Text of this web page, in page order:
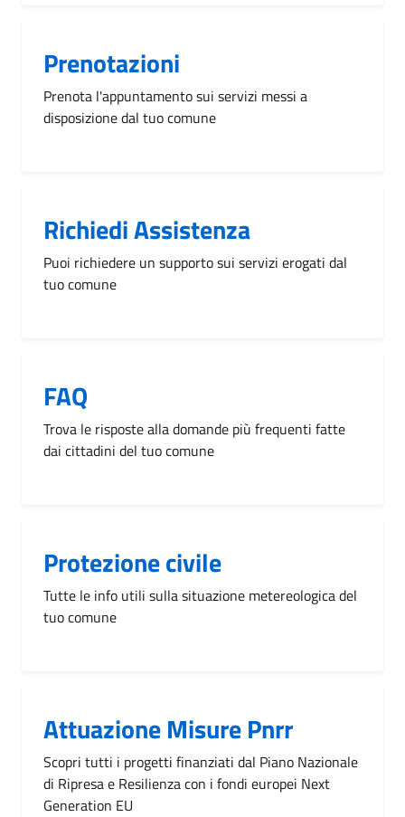
Prenotazioni
Prenota l'appuntamento sui servizi messi a
disposizione dal tuo comune
Richiedi Assistenza
Puoi richiedere un supporto sui servizi erogati dal
tuo comune
FAQ
Trova le risposte alla domande più frequenti fatte
dai cittadini del tuo comune
Protezione civile
Tutte le info utili sulla situazione metereologica del
tuo comune
Attuazione Misure Pnrr
Scopri tutti i progetti finanziati dal Piano Nazionale
di Ripresa e Resilienza con i fondi europei Next
Generation EU